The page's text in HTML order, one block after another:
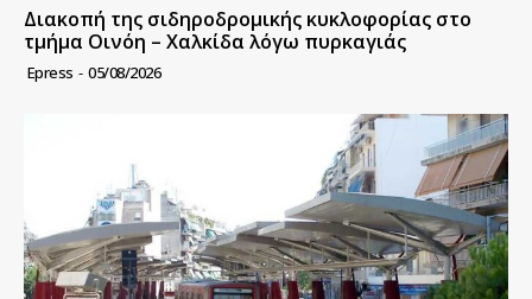
Διακοπή της σιδηροδρομικής κυκλοφορίας στο
τμήμα Οινόη – Χαλκίδα λόγω πυρκαγιάς
Epress - 05/08/2026